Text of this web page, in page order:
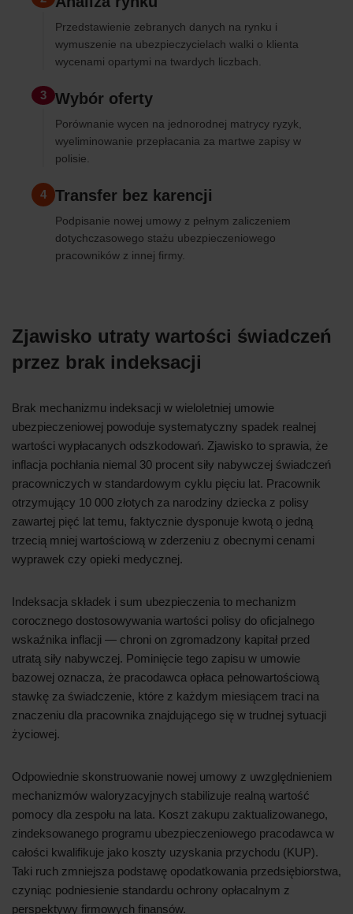
Przedstawienie zebranych danych na rynku i
wymuszenie na ubezpieczycielach walki o klienta
wycenami opartymi na twardych liczbach.
3 Wybór oferty
Porównanie wycen na jednorodnej matrycy ryzyk,
wyeliminowanie przepłacania za martwe zapisy w
polisie.
4 Transfer bez karencji
Podpisanie nowej umowy z pełnym zaliczeniem
dotychczasowego stażu ubezpieczeniowego
pracowników z innej firmy.
Zjawisko utraty wartości świadczeń
przez brak indeksacji
Brak mechanizmu indeksacji w wieloletniej umowie
ubezpieczeniowej powoduje systematyczny spadek realnej
wartości wypłacanych odszkodowań. Zjawisko to sprawia, że
inflacja pochłania niemal 30 procent siły nabywczej świadczeń
pracowniczych w standardowym cyklu pięciu lat. Pracownik
otrzymujący 10 000 złotych za narodziny dziecka z polisy
zawartej pięć lat temu, faktycznie dysponuje kwotą o jedną
trzecią mniej wartościową w zderzeniu z obecnymi cenami
wyprawek czy opieki medycznej.
Indeksacja składek i sum ubezpieczenia to mechanizm
corocznego dostosowywania wartości polisy do oficjalnego
wskaźnika inflacji — chroni on zgromadzony kapitał przed
utratą siły nabywczej. Pominięcie tego zapisu w umowie
bazowej oznacza, że pracodawca opłaca pełnowartościową
stawkę za świadczenie, które z każdym miesiącem traci na
znaczeniu dla pracownika znajdującego się w trudnej sytuacji
życiowej.
Odpowiednie skonstruowanie nowej umowy z uwzględnieniem
mechanizmów waloryzacyjnych stabilizuje realną wartość
pomocy dla zespołu na lata. Koszt zakupu zaktualizowanego,
zindeksowanego programu ubezpieczeniowego pracodawca w
całości kwalifikuje jako koszty uzyskania przychodu (KUP).
Taki ruch zmniejsza podstawę opodatkowania przedsiębiorstwa,
czyniąc podniesienie standardu ochrony opłacalnym z
perspektywy firmowych finansów.